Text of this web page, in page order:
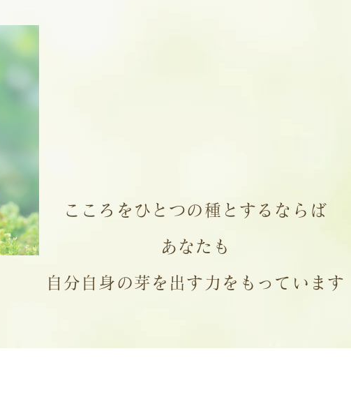
こころをひとつの種とするならば
あなたも
自分自身の芽を出す力をもっています